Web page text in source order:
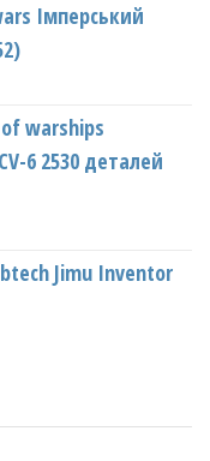
Імперський
of warships
6 2530 деталей
Jimu Inventor